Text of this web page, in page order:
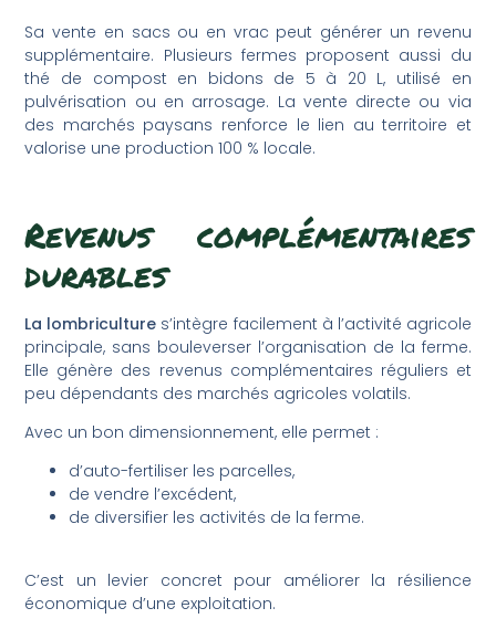
Sa vente en sacs ou en vrac peut générer un revenu
supplémentaire. Plusieurs fermes proposent aussi du
thé de compost en bidons de 5 à 20 L, utilisé en
pulvérisation ou en arrosage. La vente directe ou via
des marchés paysans renforce le lien au territoire et
valorise une production 100 % locale.
Revenus complémentaires
durables
La lombriculture s’intègre facilement à l’activité agricole
principale, sans bouleverser l’organisation de la ferme.
Elle génère des revenus complémentaires réguliers et
peu dépendants des marchés agricoles volatils.
Avec un bon dimensionnement, elle permet :
d’auto-fertiliser les parcelles,
de vendre l’excédent,
de diversifier les activités de la ferme.
C’est un levier concret pour améliorer la résilience
économique d’une exploitation.